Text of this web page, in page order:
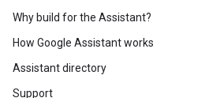
Why build for the Assistant?
How Google Assistant works
Assistant directory
Support